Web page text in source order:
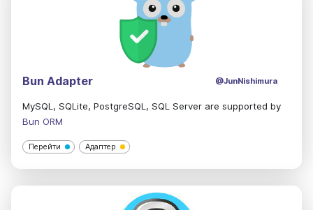
Bun Adapter @JunNishimura
MySQL, SQLite, PostgreSQL, SQL Server are supported by
Bun ORM
Перейти Адаптер